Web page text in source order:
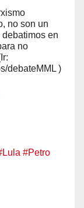
no son un
en
no
debateMML )
#Petro